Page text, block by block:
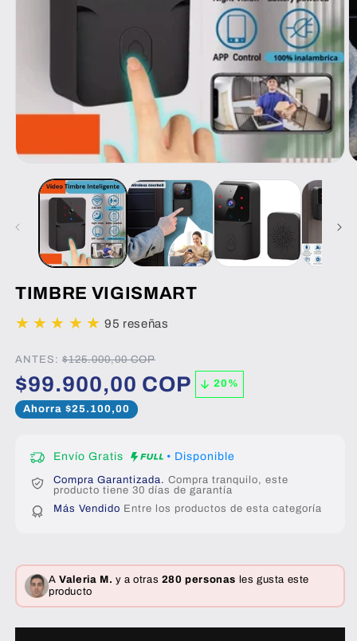
TIMBRE VIGISMART
★ ★ ★ ★ ★ 95 reseñas
ANTES: $125.000,00 COP
$99.900,00 COP 20 %
Ahorra $25.100,00
Envío Gratis • Disponible
Compra Garantizada. Compra tranquilo, este
producto tiene 30 días de garantía
Más Vendido Entre los productos de esta categoría
A Valeria M. y a otras 280 personas les gusta este
producto